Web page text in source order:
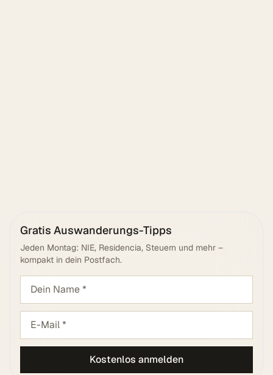
Gratis Auswanderungs-Tipps
Jeden Montag: NIE, Residencia, Steuern und mehr –
kompakt in dein Postfach.
Kostenlos anmelden